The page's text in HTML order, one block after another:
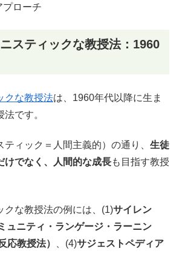
プローチ
スティックな教授法：1960
クな教授法は、1960年代以降に生ま
です。
ィック＝人間主義的）の通り、 生徒
けでなく、人間的な成長も目指す教授
クな教授法の例には、(1)サイレン
ュニティ・ランゲージ・ラーニン
応教授法） 、(4)サジェストペディア